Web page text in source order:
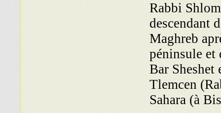
Rabbi
descendant
Maghreb
péninsule et
Bar Sheshet
Tlemcen
Sahara (à